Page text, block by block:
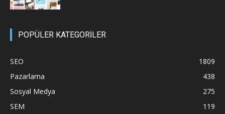
POPÜLER KATEGORİLER
SEO
1809
Pazarlama
438
Sosyal Medya
275
SEM
119